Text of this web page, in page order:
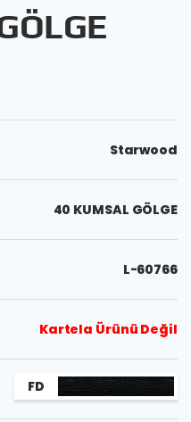
Starwood
40 KUMSAL GÖLGE
L-60766
Kartela Ürünü Değil
FD